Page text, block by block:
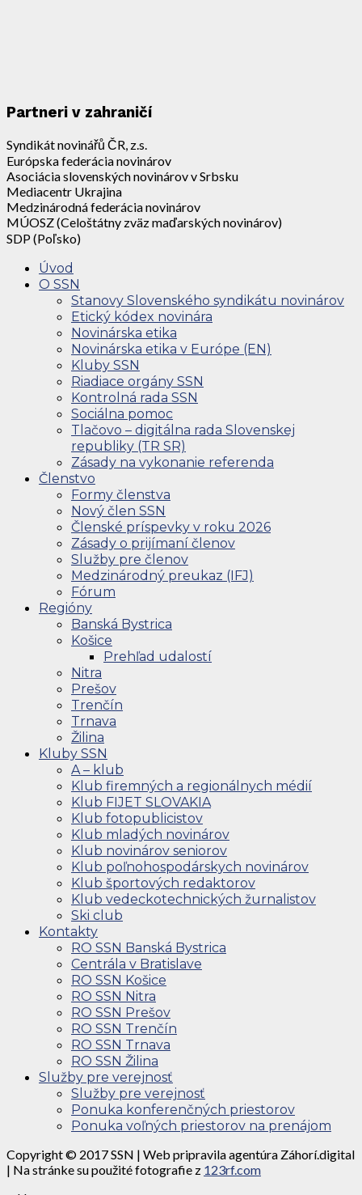
Partneri v zahraničí
Syndikát novinářů ČR, z.s.
Európska federácia novinárov
Asociácia slovenských novinárov v Srbsku
Mediacentr Ukrajina
Medzinárodná federácia novinárov
MÚOSZ (Celoštátny zväz maďarských novinárov)
SDP (Poľsko)
Úvod
O SSN
Stanovy Slovenského syndikátu novinárov
Etický kódex novinára
Novinárska etika
Novinárska etika v Európe (EN)
Kluby SSN
Riadiace orgány SSN
Kontrolná rada SSN
Sociálna pomoc
Tlačovo – digitálna rada Slovenskej
republiky (TR SR)
Zásady na vykonanie referenda
Členstvo
Formy členstva
Nový člen SSN
Členské príspevky v roku 2026
Zásady o prijímaní členov
Služby pre členov
Medzinárodný preukaz (IFJ)
Fórum
Regióny
Banská Bystrica
Košice
Prehľad udalostí
Nitra
Prešov
Trenčín
Trnava
Žilina
Kluby SSN
A – klub
Klub firemných a regionálnych médií
Klub FIJET SLOVAKIA
Klub fotopublicistov
Klub mladých novinárov
Klub novinárov seniorov
Klub poľnohospodárskych novinárov
Klub športových redaktorov
Klub vedeckotechnických žurnalistov
Ski club
Kontakty
RO SSN Banská Bystrica
Centrála v Bratislave
RO SSN Košice
RO SSN Nitra
RO SSN Prešov
RO SSN Trenčín
RO SSN Trnava
RO SSN Žilina
Služby pre verejnosť
Služby pre verejnosť
Ponuka konferenčných priestorov
Ponuka voľných priestorov na prenájom
Copyright © 2017 SSN | Web pripravila agentúra Záhorí.digital
| Na stránke su použité fotografie z 123rf.com